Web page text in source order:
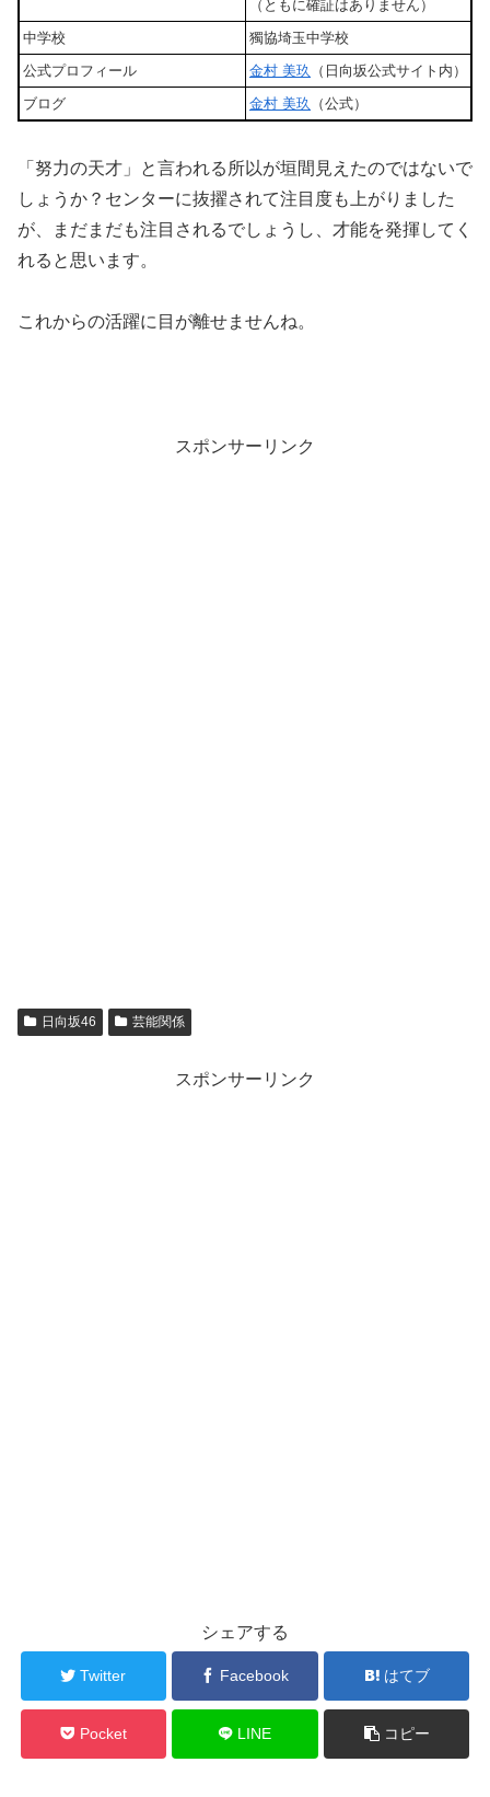
（ともに確証はありません）
中学校
獨協埼玉中学校
公式プロフィール
金村 美玖
（日向坂公式サイト内）
ブログ
金村 美玖 （公式）
「努力の天才」と言われる所以が垣間見えたのではないで
しょうか？センターに抜擢されて注目度も上がりました
が、まだまだも注目されるでしょうし、才能を発揮してく
れると思います。
これからの活躍に目が離せませんね。
スポンサーリンク
日向坂46 芸能関係
スポンサーリンク
シェアする
Twitter Facebook はてブ
Pocket LINE コピー